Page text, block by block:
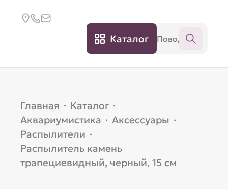
Каталог
Главная · Каталог ·
Аквариумистика · Аксессуары ·
Распылители ·
Распылитель камень
трапециевидный, черный, 15 см